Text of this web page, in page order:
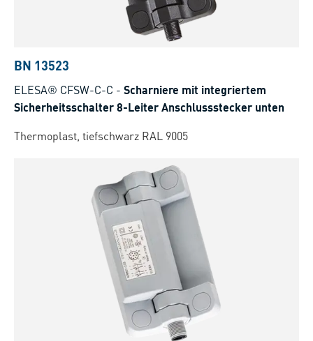
BN 13523
ELESA® CFSW-C-C - Scharniere mit integriertem
Sicherheitsschalter 8-Leiter Anschlussstecker unten
Thermoplast, tiefschwarz RAL 9005